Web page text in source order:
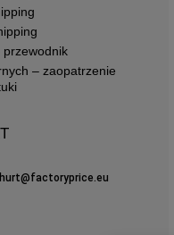
– zaopatrzenie
hurt@factoryprice.eu